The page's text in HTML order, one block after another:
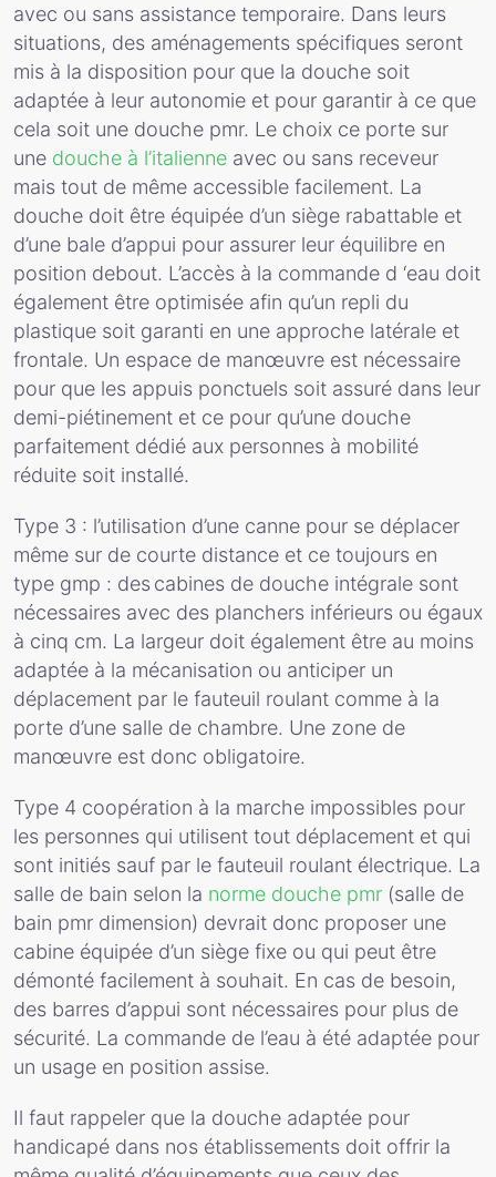
avec ou sans assistance temporaire. Dans leurs
situations, des aménagements spécifiques seront
mis à la disposition pour que la douche soit
adaptée à leur autonomie et pour garantir à ce que
cela soit une douche pmr. Le choix ce porte sur
une douche à l’italienne avec ou sans receveur
mais tout de même accessible facilement. La
douche doit être équipée d’un siège rabattable et
d’une bale d’appui pour assurer leur équilibre en
position debout. L’accès à la commande d ‘eau doit
également être optimisée afin qu’un repli du
plastique soit garanti en une approche latérale et
frontale. Un espace de manœuvre est nécessaire
pour que les appuis ponctuels soit assuré dans leur
demi-piétinement et ce pour qu’une douche
parfaitement dédié aux personnes à mobilité
réduite soit installé.
Type 3 : l’utilisation d’une canne pour se déplacer
même sur de courte distance et ce toujours en
type gmp : des cabines de douche intégrale sont
nécessaires avec des planchers inférieurs ou égaux
à cinq cm. La largeur doit également être au moins
adaptée à la mécanisation ou anticiper un
déplacement par le fauteuil roulant comme à la
porte d’une salle de chambre. Une zone de
manœuvre est donc obligatoire.
Type 4 coopération à la marche impossibles pour
les personnes qui utilisent tout déplacement et qui
sont initiés sauf par le fauteuil roulant électrique. La
salle de bain selon la norme douche pmr (salle de
bain pmr dimension) devrait donc proposer une
cabine équipée d’un siège fixe ou qui peut être
démonté facilement à souhait. En cas de besoin,
des barres d’appui sont nécessaires pour plus de
sécurité. La commande de l’eau à été adaptée pour
un usage en position assise.
Il faut rappeler que la douche adaptée pour
handicapé dans nos établissements doit offrir la